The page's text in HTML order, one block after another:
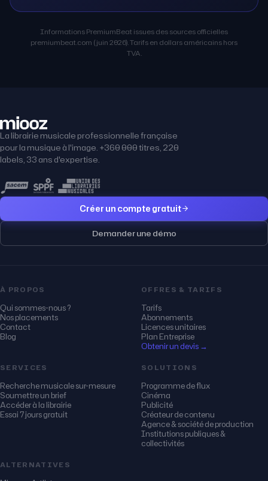
Informations PremiumBeat issues des sources officielles
premiumbeat.com (juin 2026). Tarifs en dollars américains hors
TVA.
La librairie musicale professionnelle française
pour la musique à l'image. +360 000 titres, 220
labels, 33 ans d'expertise.
Créer un compte gratuit
Demander une démo
À PROPOS
Qui sommes-nous ?
Nos placements
Contact
Blog
OFFRES & TARIFS
Tarifs
Abonnements
Licences unitaires
Plan Entreprise
Obtenir un devis →
SERVICES
Recherche musicale sur-mesure
Soumettre un brief
Accéder à la librairie
Essai 7 jours gratuit
SOLUTIONS
Programme de flux
Cinéma
Publicité
Créateur de contenu
Agence & société de production
Institutions publiques &
collectivités
ALTERNATIVES